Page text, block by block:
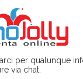
per qualunque
via chat.